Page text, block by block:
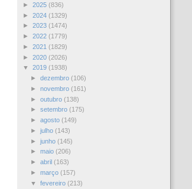
► 2025 (836)
► 2024 (1329)
► 2023 (1474)
► 2022 (1779)
► 2021 (1829)
► 2020 (2026)
▼ 2019 (1938)
► dezembro (106)
► novembro (161)
► outubro (138)
► setembro (175)
► agosto (149)
► julho (143)
► junho (145)
► maio (206)
► abril (163)
► março (157)
▼ fevereiro (213)